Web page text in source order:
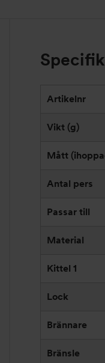
Artikelnr
Vikt (g)
Mått
Antal pers
Passar till
Material
Kittel 1
Lock
Brännare
Bränsle